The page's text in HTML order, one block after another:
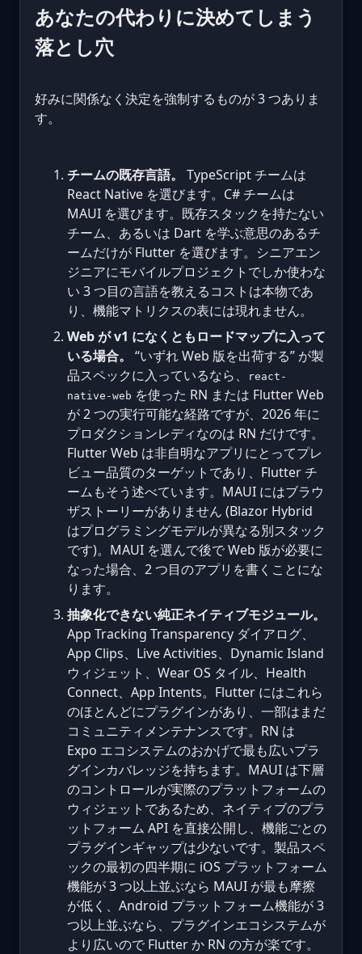
あなたの代わりに決めてしまう
落とし穴
好みに関係なく決定を強制するものが 3 つありま
す。
チームの既存言語。
TypeScript チームは
React Native を選びます。C# チームは
MAUI を選びます。既存スタックを持たない
チーム、あるいは Dart を学ぶ意思のあるチ
ームだけが Flutter を選びます。シニアエン
ジニアにモバイルプロジェクトでしか使わな
い 3 つ目の言語を教えるコストは本物であ
り、機能マトリクスの表には現れません。
Web が v1 になくともロードマップに入って
いる場合。
“いずれ Web 版を出荷する” が製
品スペックに入っているなら、
react-
native-web を使った RN または Flutter Web
が 2 つの実行可能な経路ですが、2026 年に
プロダクションレディなのは RN だけです。
Flutter Web は非自明なアプリにとってプレ
ビュー品質のターゲットであり、Flutter チ
ームもそう述べています。MAUI にはブラウ
ザストーリーがありません (Blazor Hybrid
はプログラミングモデルが異なる別スタック
です)。MAUI を選んで後で Web 版が必要に
なった場合、2 つ目のアプリを書くことにな
ります。
抽象化できない純正ネイティブモジュール。
App Tracking Transparency ダイアログ、
App Clips、Live Activities、Dynamic Island
ウィジェット、Wear OS タイル、Health
Connect、App Intents。Flutter にはこれら
のほとんどにプラグインがあり、一部はまだ
コミュニティメンテナンスです。RN は
Expo エコシステムのおかげで最も広いプラ
グインカバレッジを持ちます。MAUI は下層
のコントロールが実際のプラットフォームの
ウィジェットであるため、ネイティブのプラ
ットフォーム API を直接公開し、機能ごとの
プラグインギャップは少ないです。製品スペ
ックの最初の四半期に iOS プラットフォーム
機能が 3 つ以上並ぶなら MAUI が最も摩擦
が低く、Android プラットフォーム機能が 3
つ以上並ぶなら、プラグインエコシステムが
より広いので Flutter か RN の方が楽です。